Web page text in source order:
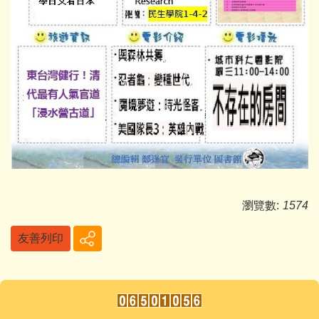
瀏覽數: 1574
友善列印